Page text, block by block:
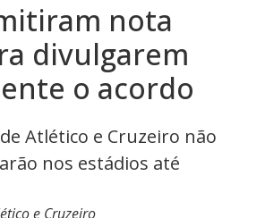
nota
divulgarem
o acordo
e Cruzeiro